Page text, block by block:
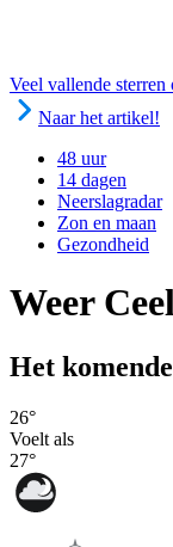
Veel vallende
Naar het artikel!
48 uur
14 dagen
Neerslagradar
Zon en maan
Gezondheid
Weer
Het
26°
Voelt als
27°